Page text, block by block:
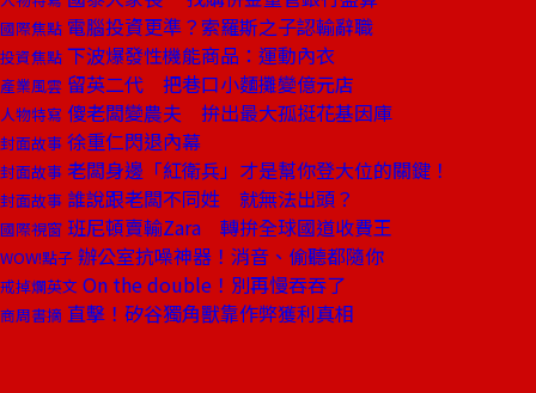
國際焦點 電腦投資更準？索羅斯之子認輸辭職
投資焦點 下波爆發性機能商品：運動內衣
產業風雲 留英二代 把巷口小麵攤變億元店
人物特寫 傻老闆變農夫 拚出最大孤挺花基因庫
封面故事 徐重仁閃退內幕
封面故事 老闆身邊「紅衛兵」才是幫你登大位的關鍵！
封面故事 誰說跟老闆不同姓 就無法出頭？
國際視窗 班尼頓賣輸Zara 轉拚全球國道收費王
WOW!點子 辦公室抗噪神器！消音、偷聽都隨你
戒掉爛英文 On the double！別再慢吞吞了
商周書摘 直擊！矽谷獨角獸靠作弊獲利真相